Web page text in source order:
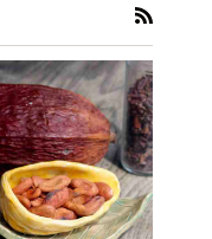
RSS